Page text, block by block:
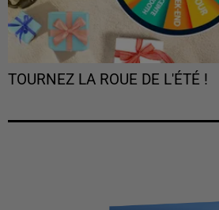
TOURNEZ LA ROUE DE L'ÉTÉ !